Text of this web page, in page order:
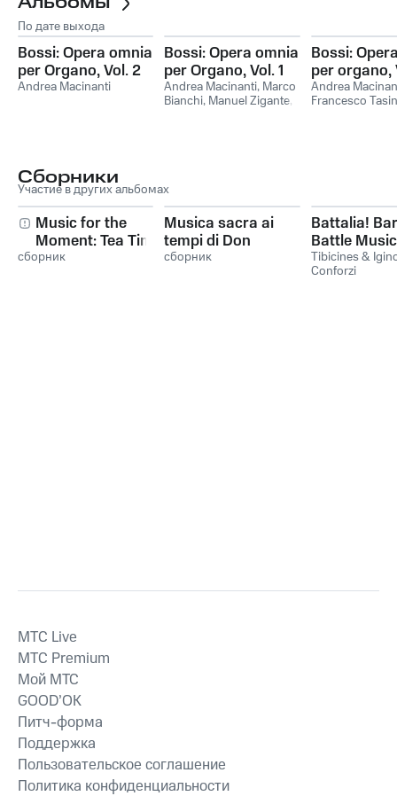
По дате выхода
Bossi: Opera omnia
per Organo, Vol. 2
Andrea Macinanti
Bossi: Opera omnia
per Organo, Vol. 1
Andrea Macinanti, Marco
Bianchi, Manuel Zigante,
Bossi:
per organo,
Andrea
Francesco
Сборники
Участие в других альбомах
Music for the
Moment: Tea Time
сборник
Musica sacra ai
tempi di Don
Bosco: Prece di un
сборник
Battalia!
Battle
Trumpet
Tibicines &
Conforzi
MTС Live
MTС Premium
Мой МТС
GOOD’OK
Питч-форма
Поддержка
Пользовательское соглашение
Политика конфиденциальности